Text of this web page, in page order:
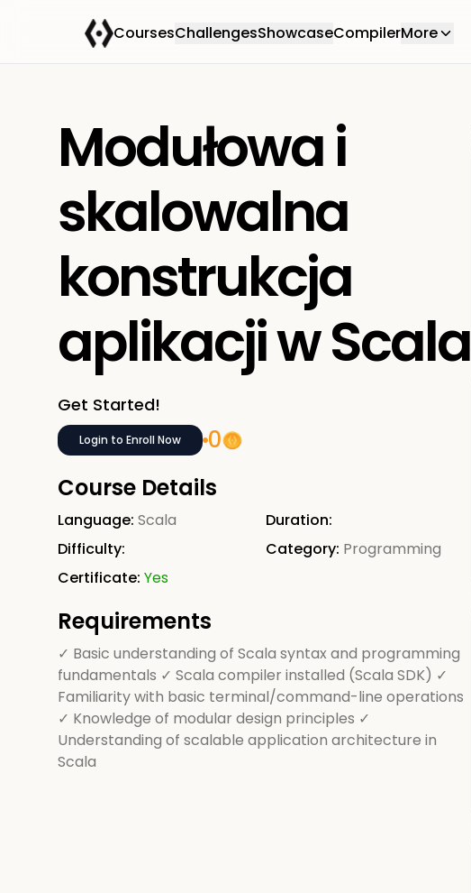
CoursesChallengesShowcaseCompilerMore
Modułowa i
skalowalna
konstrukcja
aplikacji w Scala
Get Started!
Login to Enroll Now
0
Course Details
Language: Scala
Duration:
Difficulty:
Category: Programming
Certificate: Yes
Requirements
✓ Basic understanding of Scala syntax and programming
fundamentals ✓ Scala compiler installed (Scala SDK) ✓
Familiarity with basic terminal/command-line operations
✓ Knowledge of modular design principles ✓
Understanding of scalable application architecture in
Scala